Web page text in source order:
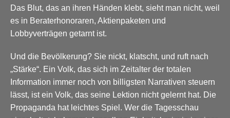
Das Blut, das an ihren Händen klebt, sieht man nicht, weil
es in Beraterhonoraren, Aktienpaketen und
Lobbyverträgen getarnt ist.
Und die Bevölkerung? Sie nickt, klatscht, und ruft nach
„Stärke“. Ein Volk, das sich im Zeitalter der totalen
Information immer noch von billigsten Narrativen steuern
lässt, ist ein Volk, das seine Lektion nicht gelernt hat. Die
Propaganda hat leichtes Spiel. Wer die Tagesschau